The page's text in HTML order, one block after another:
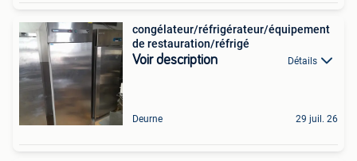
congélateur/réfrigérateur/équipement
de restauration/réfrigé
Voir description Détails
Deurne 29 juil. 26